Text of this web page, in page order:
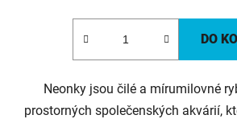
DO
Neonky jsou čilé a mírumilovné
prostorných společenských akvárií,